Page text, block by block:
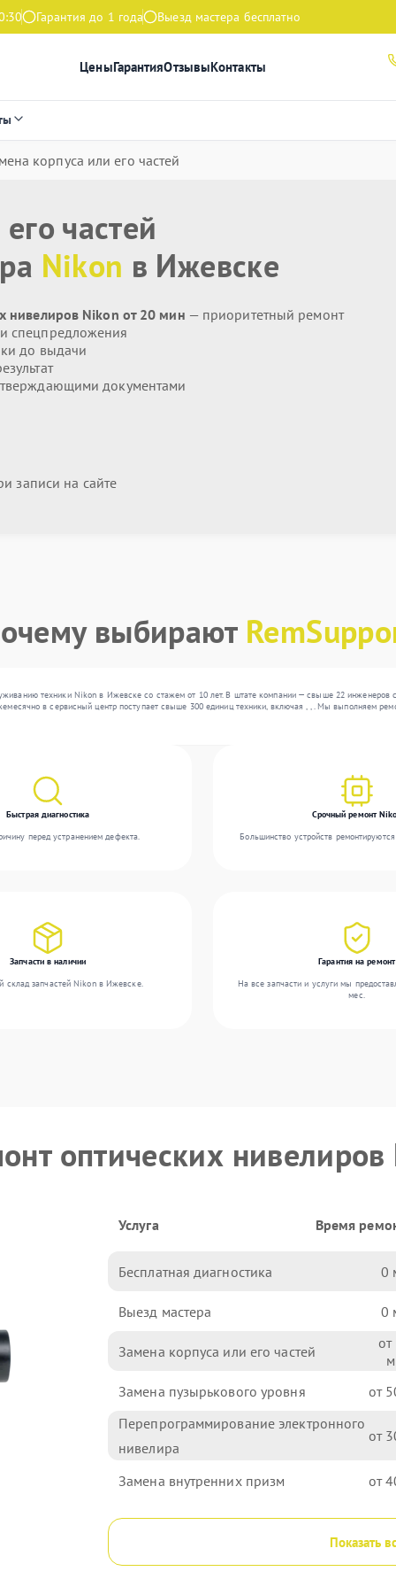
Гарантия до 1 года Выезд мастера бесплатно
ЦеныГарантияОтзывыКонтакты
корпуса или его частей
частей
Nikon в Ижевске
нивелиров Nikon от 20 мин — приоритетный ремонт
спецпредложения
до выдачи
документами
записи на сайте
выбирают
техники Nikon в Ижевске со стажем от 10 лет. В штате компании — свыше 22
в сервисный центр поступает свыше 300 единиц техники, включая , , . Мы выполняем
Быстрая диагностика
перед устранением дефекта.
Срочный ремонт
Большинство устройств
Запчасти в наличии
склад запчастей Nikon в Ижевске.
Гарантия на ремонт
На все запчасти и услуги мы
мес.
оптических
Услуга Время
Бесплатная диагностика 0
Выезд мастера 0
Замена корпуса или его частей
Замена пузырькового уровня
Перепрограммирование электронного
нивелира
Замена внутренних призм
Показать